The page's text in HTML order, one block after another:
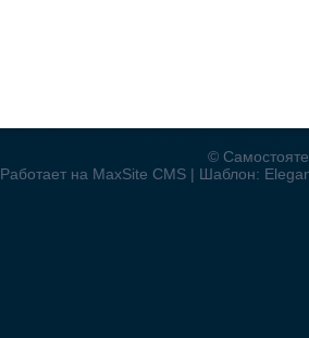
©
Работает на MaxSite CMS | Шаблон: